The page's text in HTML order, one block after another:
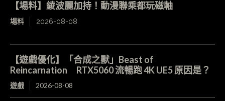
【場料】綾波麗加持！動漫聯乘都玩磁軸
場料 2026-08-08
【遊戲優化】「合成之獸」Beast of
Reincarnation RTX5060 流暢跑 4K UE5 原因是？
遊戲 2026-08-08